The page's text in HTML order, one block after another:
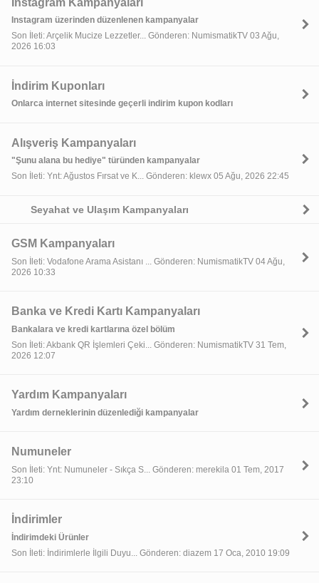
Instagram Kampanyaları
Instagram üzerinden düzenlenen kampanyalar
Son İleti: Arçelik Mucize Lezzetler... Gönderen: NumismatikTV 03 Ağu,
2026 16:03
İndirim Kuponları
Onlarca internet sitesinde geçerli indirim kupon kodları
Alışveriş Kampanyaları
"Şunu alana bu hediye" türünden kampanyalar
Son İleti: Ynt: Ağustos Fırsat ve K... Gönderen: klewx 05 Ağu, 2026 22:45
Seyahat ve Ulaşım Kampanyaları
GSM Kampanyaları
Son İleti: Vodafone Arama Asistanı ... Gönderen: NumismatikTV 04 Ağu,
2026 10:33
Banka ve Kredi Kartı Kampanyaları
Bankalara ve kredi kartlarına özel bölüm
Son İleti: Akbank QR İşlemleri Çeki... Gönderen: NumismatikTV 31 Tem,
2026 12:07
Yardım Kampanyaları
Yardım derneklerinin düzenlediği kampanyalar
Numuneler
Son İleti: Ynt: Numuneler - Sıkça S... Gönderen: merekila 01 Tem, 2017
23:10
İndirimler
İndirimdeki Ürünler
Son İleti: İndirimlerle İlgili Duyu... Gönderen: diazem 17 Oca, 2010 19:09